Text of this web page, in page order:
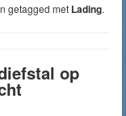
getagged met Lading.
op